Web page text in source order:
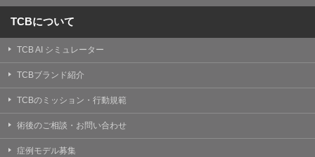
TCBについて
TCB AI シミュレーター
TCBブランド紹介
TCBのミッション・行動規範
術後のご相談・お問い合わせ
症例モデル募集